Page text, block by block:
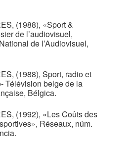
(1988), «Sport &
de l’audiovisuel,
de l’Audiovisuel,
(1988), Sport, radio et
Télévision belge de la
Bélgica.
(1992), «Les Coûts des
Réseaux, núm.